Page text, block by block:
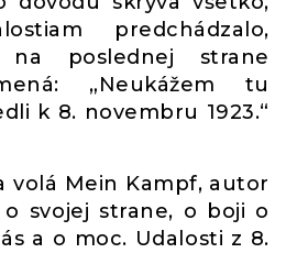
predchádzalo,
poslednej strane
„Neukážem tu
k 8. novembru 1923.“
volá Mein Kampf, autor
svojej strane, o boji o
a o moc. Udalosti z 8.